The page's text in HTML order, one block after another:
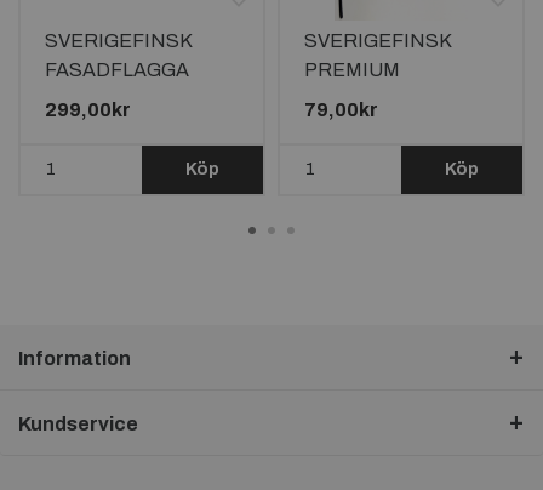
SVERIGEFINSK
FASADFLAGGA
60X40CM PÅ STÅNG
299,00kr
Köp
SVERIGEFINSK
PREMIUM
HANDFLAGGA
79,00kr
Köp
Information
Kundservice